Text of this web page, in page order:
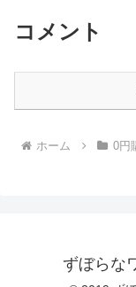
コメント
ホーム 0円
ずぼらな